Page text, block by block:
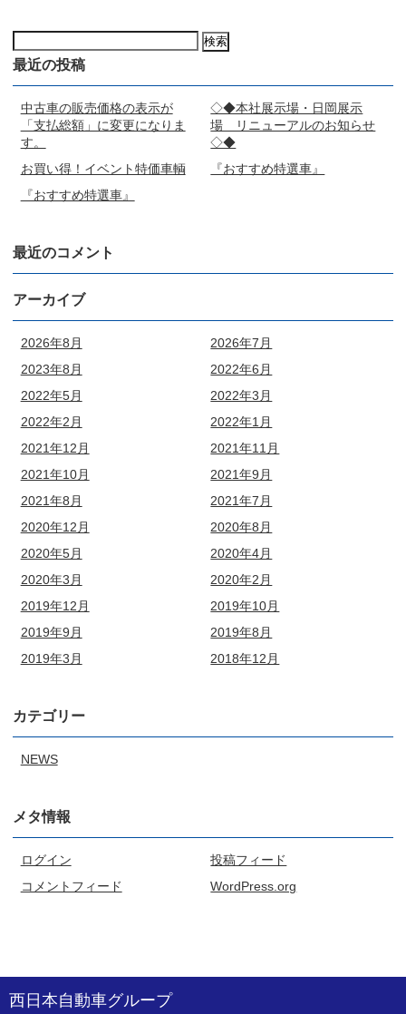
索:
最近の投稿
中古車の販売価格の表示が
「支払総額」に変更になりま
す。
◇◆本社展示場・日岡展示
場 リニューアルのお知らせ
◇◆
お買い得！イベント特価車輌
『おすすめ特選車』
『おすすめ特選車』
最近のコメント
アーカイブ
2026年8月
2026年7月
2023年8月
2022年6月
2022年5月
2022年3月
2022年2月
2022年1月
2021年12月
2021年11月
2021年10月
2021年9月
2021年8月
2021年7月
2020年12月
2020年8月
2020年5月
2020年4月
2020年3月
2020年2月
2019年12月
2019年10月
2019年9月
2019年8月
2019年3月
2018年12月
カテゴリー
NEWS
メタ情報
ログイン
投稿フィード
コメントフィード
WordPress.org
西日本自動車グループ